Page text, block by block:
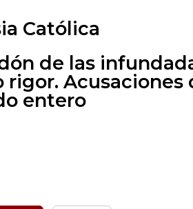
Católica
de las
entero